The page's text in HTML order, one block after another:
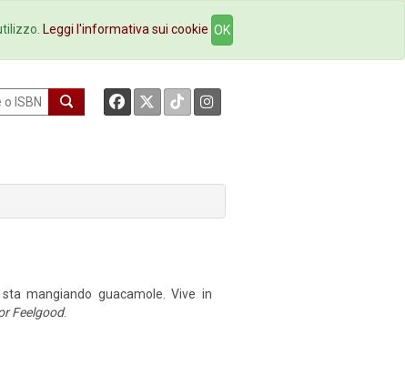
Contatti
mangiando guacamole. Vive in
Feelgood.
Leggi l'informativa sui cookie OK